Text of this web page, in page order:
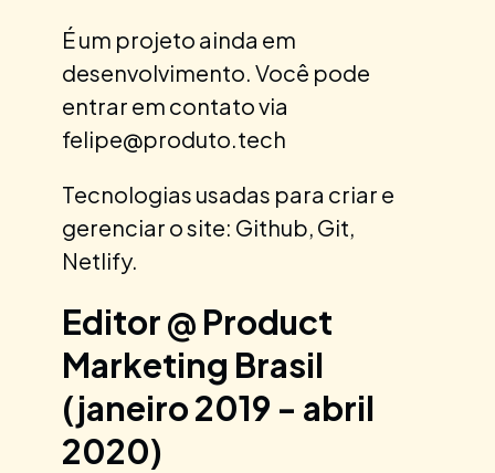
É um projeto ainda em
desenvolvimento. Você pode
entrar em contato via
felipe@produto.tech
Tecnologias usadas para criar e
gerenciar o site: Github, Git,
Netlify.
Editor @ Product
Marketing Brasil
(janeiro 2019 - abril
2020)